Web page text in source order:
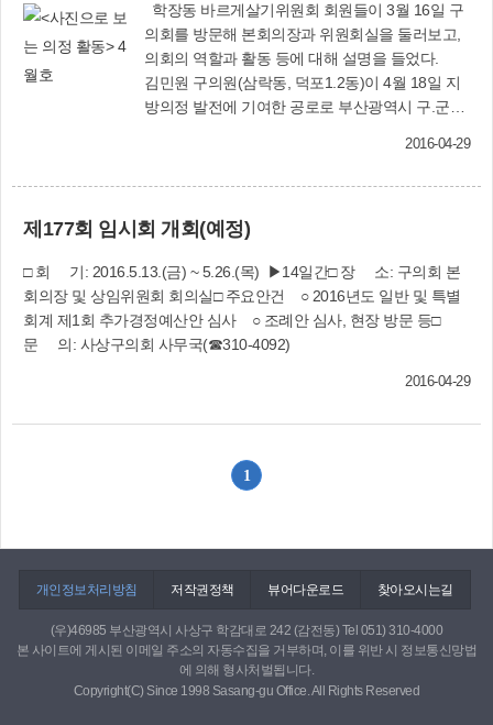
를 주며, 당선 이후를 전망하여 지지정당과 후보자
를 선택한다. 이러한 과정을 통해 선거는 공직에
대한 경쟁을 제공하고, 이후 선출된 공직자에게 걸
맞은 권위를 부여하는 역할을 한다.이러한 선거는
정당과 후보자에게 책임정치와 유권자에 대한 대
응과 반응을 높이는 것으로, 현대 민주주의의 가장
점에서 선거운동의 위축과 유권자의 선거에 대한
위험성이 크다. 문제는 이러한 결과가 온전히 유권
을 가로막는 결과를 초래한다.지방의회는 ‘소통과
대화.타협’하는 의회가 되어야 하고 지역주민들이
무엇을 필요로 하는지를 면밀히 살펴서 의원들이
제 역할을 하여야 한다. 우리 지방의회의 문제점으
로 집행부에 대한 견제, 감시기능이 약하다. 이 문
있어 이를 개정하는 것이 필요하다. 물론 의원들도
신 있는 의정활동이 필요하다. 바람직한 지방의
으로 돌아가야 한다”는 말이 있듯이 지역주민을 중
야 할 것인가를 고민하는 의정활동이 되어야 한다.
장중심, 현장위주의 의정활동, 즉 발로 뛰는 의정
활동이 이루어져야 한다.셋째, 정책중심의 의정활
동을 펼쳐야 한다. 의정활동의 범위를 넓혀 주거,
학장동 바르게살기위원회 회원들이 3월 16일 구
의회를 방문해 본회의장과 위원회실을 둘러보고,
의회의 역할과 활동 등에 대해 설명을 들었다.
김민원 구의원(삼락동, 덕포1.2동)이 4월 18일 지
방의정 발전에 기여한 공로로 부산광역시 구.군의
2016-04-29
제177회 임시회 개회(예정)
□ 회 기: 2016.5.13.(금) ~ 5.26.(목) ▶14일간□ 장 소: 구의회 본
회의장 및 상임위원회 회의실□ 주요안건 ○ 2016년도 일반 및 특별
회계 제1회 추가경정예산안 심사 ○ 조례안 심사, 현장 방문 등□
문 의: 사상구의회 사무국(☎310-4092)
2016-04-29
1
개인정보처리방침 저작권정책 뷰어다운로드 찾아오시는길
(우)46985 부산광역시 사상구 학감대로 242 (감전동) Tel 051) 310-4000
본 사이트에 게시된 이메일 주소의 자동수집을 거부하며, 이를 위반 시 정보통신망법
에 의해 형사처벌됩니다.
Copyright(C) Since 1998 Sasang-gu Office. All Rights Reserved